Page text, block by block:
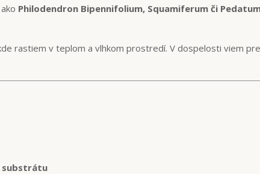
Philodendron Bipennifolium, Squamiferum či
rastiem v teplom a vlhkom prostredí. V dospelosti viem
substrátu